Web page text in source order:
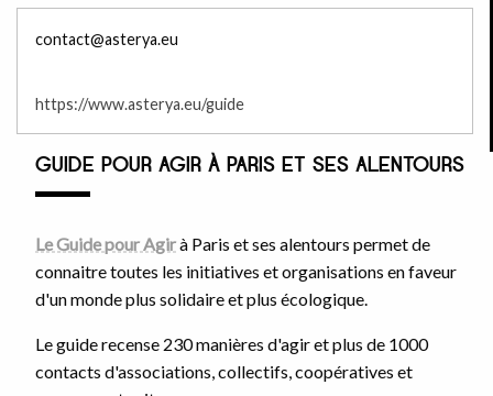
contact@asterya.eu
https://www.asterya.eu/guide
GUIDE POUR AGIR À PARIS ET SES ALENTOURS
Le Guide pour Agirà Paris et ses alentours permet de
connaitre toutes les initiatives et organisations en faveur
d'un monde plus solidaire et plus écologique.
Le guide recense 230 manières d'agir et plus de 1000
contacts d'associations, collectifs, coopératives et